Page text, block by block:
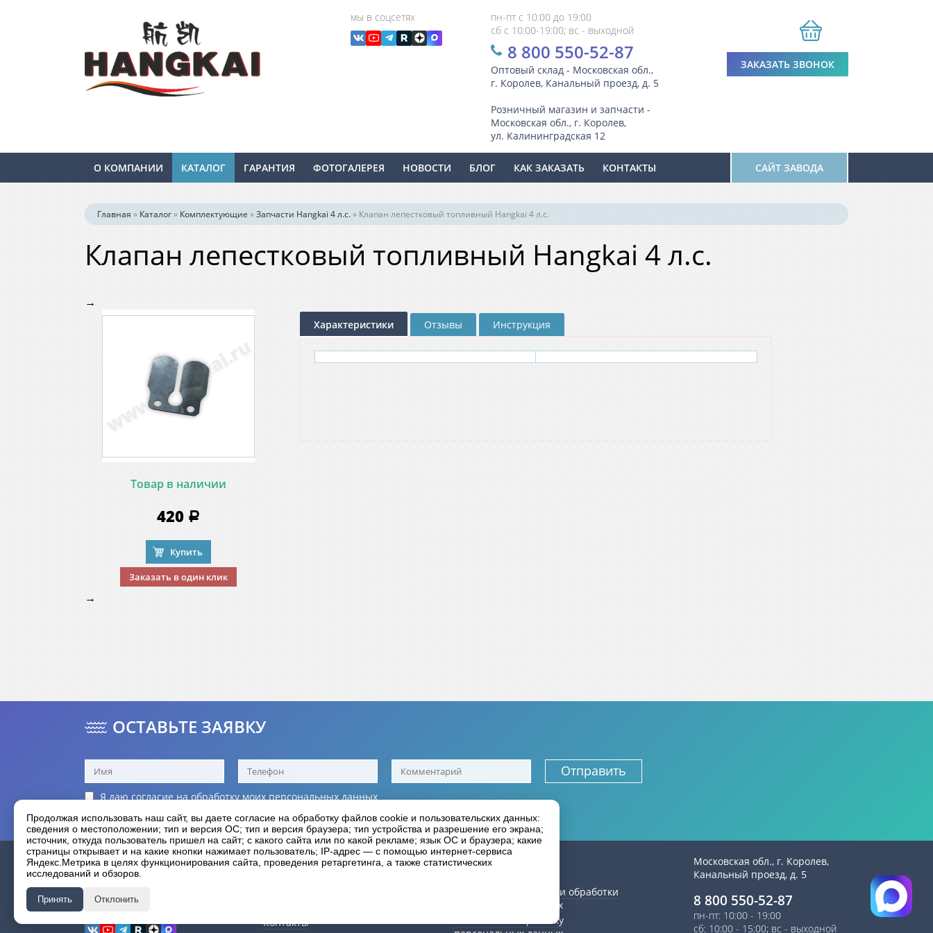
мы в соцсетях
пн-пт с 10:00 до 19:00
сб с 10:00-19:00; вс - выходной
8 800 550-52-87
Оптовый склад - Московская обл.,
г. Королев, Канальный проезд, д. 5
Розничный магазин и запчасти -
Московская обл., г. Королев,
ул. Калининградская 12
ЗАКАЗАТЬ ЗВОНОК
О КОМПАНИИ КАТАЛОГ ГАРАНТИЯ ФОТОГАЛЕРЕЯ НОВОСТИ БЛОГ КАК ЗАКАЗАТЬ КОНТАКТЫ САЙТ ЗАВОДА
Главная » Каталог» Комплектующие»Запчасти Hangkai 4 л.с.» Клапан лепестковый топливный Hangkai 4 л.с.
Клапан лепестковый топливный Hangkai 4 л.с.
→
Товар в наличии
420 a
Купить
Заказать в один клик
Характеристики Отзывы Инструкция
→
ОСТАВЬТЕ ЗАЯВКУ
Отправить
Я даю согласие на обработку моихперсональных данных
Я принимаю условия политики конфиденциальности
HANGKAI
лодочные моторы
О компании
Контакты
Как сделать заказ
Политика в отношении обработки
персональных данных
Согласие на обработку
Московская обл., г. Королев,
Канальный проезд, д. 5
8 800 550-52-87
пн-пт: 10:00 - 19:00
сб: 10:00 - 15:00; вс - выходной
Продолжая использовать наш сайт, вы даете согласие на обработку файлов cookie и пользовательских данных:
сведения о местоположении; тип и версия ОС; тип и версия браузера; тип устройства и разрешение его экрана;
источник, откуда пользователь пришел на сайт; с какого сайта или по какой рекламе; язык ОС и браузера; какие
страницы открывает и на какие кнопки нажимает пользователь; IP-адрес — с помощью интернет-сервиса
Яндекс.Метрика в целях функционирования сайта, проведения ретаргетинга, а также статистических
исследований и обзоров.
Принять Отклонить